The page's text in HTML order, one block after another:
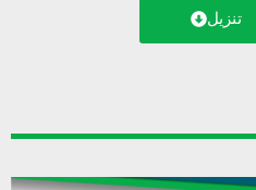
تنزيل